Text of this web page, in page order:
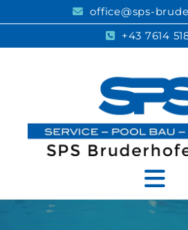
 office@sps-
 +43 7614